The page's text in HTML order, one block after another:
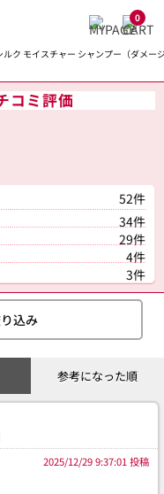
0
ルク モイスチャー シャンプー（ダメー
コミ評価
52件
34件
29件
4件
3件
込み
参考になった順
2025/12/29 9:37:01 投稿